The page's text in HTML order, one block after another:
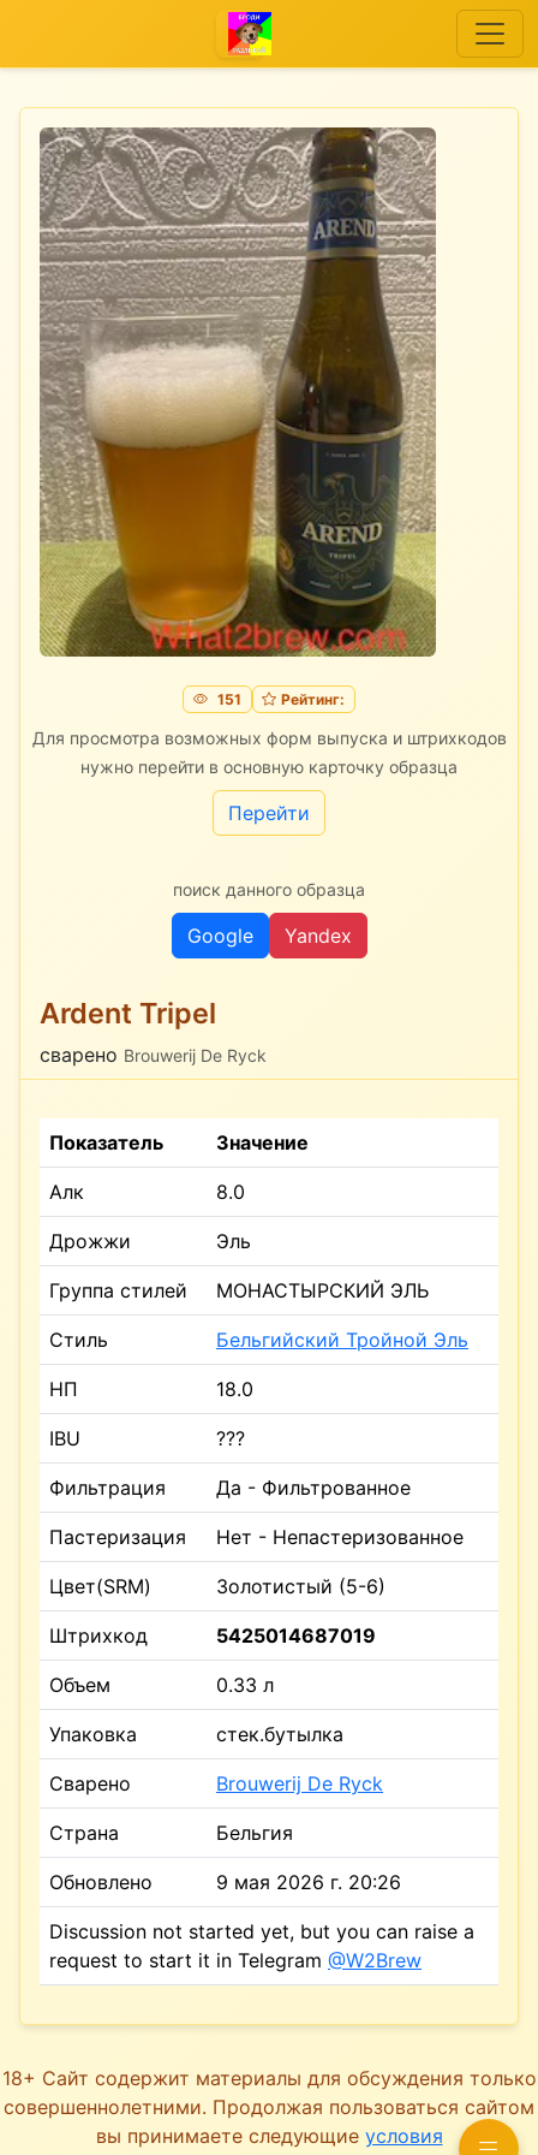
151 Рейтинг:
Для просмотра возможных форм выпуска и штрихкодов
нужно перейти в основную карточку образца
Перейти
поиск данного образца
Google Yandex
Ardent Tripel
сварено Brouwerij De Ryck
Показатель Значение
Алк 8.0
Дрожжи Эль
Группа стилей МОНАСТЫРСКИЙ ЭЛЬ
Стиль Бельгийский Тройной Эль
НП 18.0
IBU ???
Фильтрация Да - Фильтрованное
Пастеризация Нет - Непастеризованное
Цвет(SRM) Золотистый (5-6)
Штрихкод 5425014687019
Объем 0.33 л
Упаковка стек.бутылка
Сварено Brouwerij De Ryck
Страна Бельгия
Обновлено 9 мая 2026 г. 20:26
Discussion not started yet, but you can raise a
request to start it in Telegram @W2Brew
18+ Сайт содержит материалы для обсуждения только
совершеннолетними. Продолжая пользоваться сайтом
вы принимаете следующие условия